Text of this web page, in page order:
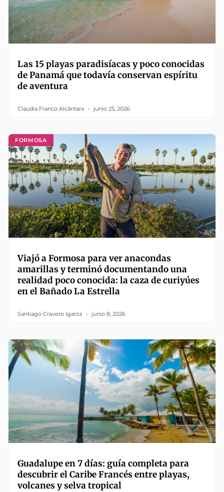
Las 15 playas paradisíacas y poco conocidas
de Panamá que todavía conservan espíritu
de aventura
Claudia Franco Alcántara junio 25, 2026
FORMOSA
Viajó a Formosa para ver anacondas
amarillas y terminó documentando una
realidad poco conocida: la caza de curiyúes
en el Bañado La Estrella
Santiago Cravero Igarza junio 8, 2026
Guadalupe en 7 días: guía completa para
descubrir el Caribe Francés entre playas,
volcanes y selva tropical